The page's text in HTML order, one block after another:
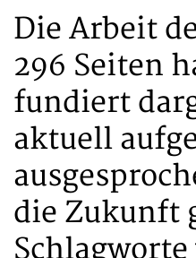
Die Arbeit
296 Seiten
fundiert
aktuell
die Zukunft